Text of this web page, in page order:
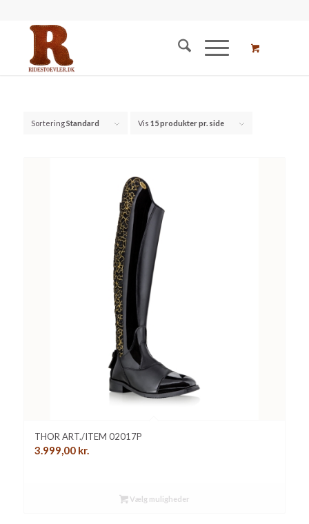
SorteringStandard Vis 15 produkter pr. side
THOR ART./ITEM 02017P
3.999,00 kr.
Vælg muligheder